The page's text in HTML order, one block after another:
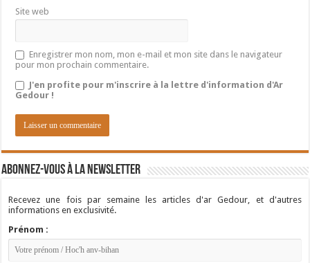
Site web
Enregistrer mon nom, mon e-mail et mon site dans le navigateur
pour mon prochain commentaire.
J'en profite pour m'inscrire à la lettre d'information d'Ar
Gedour !
Abonnez-vous à la newsletter
Recevez une fois par semaine les articles d'ar Gedour, et d'autres
informations en exclusivité.
Prénom :